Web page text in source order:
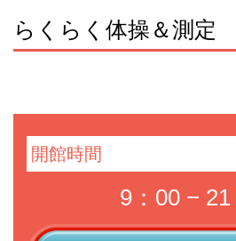
らくらく体操＆測定
開館時間
9：00 −